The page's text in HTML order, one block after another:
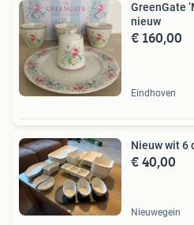
GreenGate
nieuw
€ 160,00
Eindhoven
Nieuw wit 6
€ 40,00
Nieuwegein